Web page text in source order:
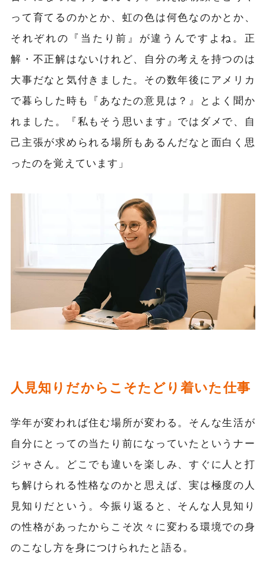
って育てるのかとか、虹の色は何色なのかとか、
それぞれの『当たり前』が違うんですよね。正
解・不正解はないけれど、自分の考えを持つのは
大事だなと気付きました。その数年後にアメリカ
で暮らした時も『あなたの意見は？』とよく聞か
れました。『私もそう思います』ではダメで、自
己主張が求められる場所もあるんだなと面白く思
ったのを覚えています」
人見知りだからこそたどり着いた仕事
学年が変われば住む場所が変わる。そんな生活が
自分にとっての当たり前になっていたというナー
ジャさん。どこでも違いを楽しみ、すぐに人と打
ち解けられる性格なのかと思えば、実は極度の人
見知りだという。今振り返ると、そんな人見知り
の性格があったからこそ次々に変わる環境での身
のこなし方を身につけられたと語る。